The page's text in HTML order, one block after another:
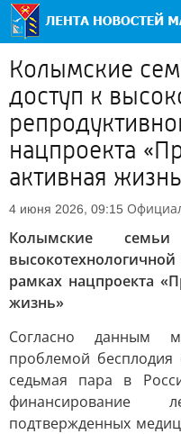
Колымские
доступ к
нацпроекта
активная
4 июня 2026, 09:15
Колымские
рамках нацпроекта
жизнь»
Согласно данным
проблемой бесплодия
седьмая пара в
подтвержденных